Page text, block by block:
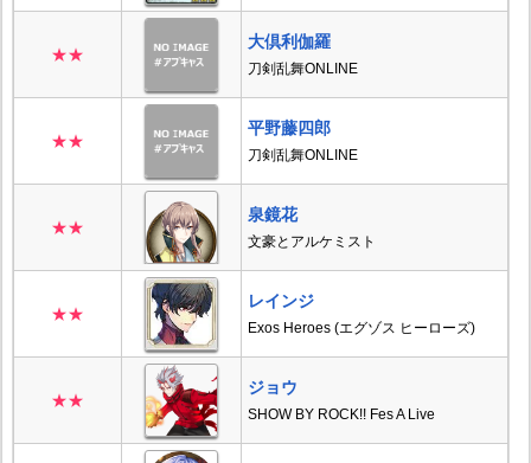
★★
大倶利伽羅
刀剣乱舞ONLINE
★★
平野藤四郎
刀剣乱舞ONLINE
★★
泉鏡花
文豪とアルケミスト
★★
レインジ
Exos Heroes (エグゾス ヒーローズ)
★★
ジョウ
SHOW BY ROCK!! Fes A Live